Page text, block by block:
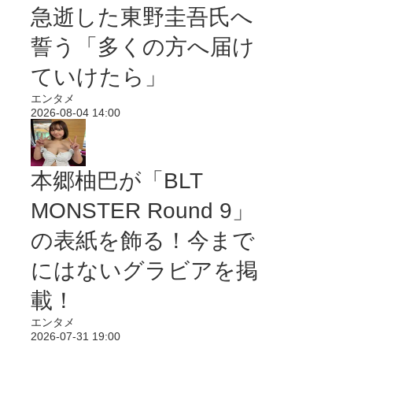
急逝した東野圭吾氏へ
誓う「多くの方へ届け
ていけたら」
エンタメ
2026-08-04 14:00
本郷柚巴が「BLT
MONSTER Round 9」
の表紙を飾る！今まで
にはないグラビアを掲
載！
エンタメ
2026-07-31 19:00